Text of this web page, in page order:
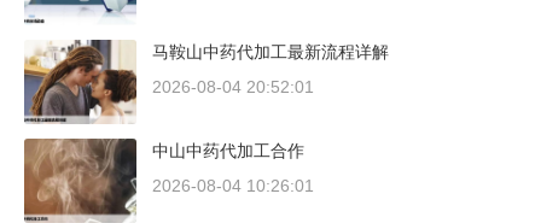
马鞍山中药代加工最新流程详解
2026-08-04 20:52:01
中山中药代加工合作
2026-08-04 10:26:01